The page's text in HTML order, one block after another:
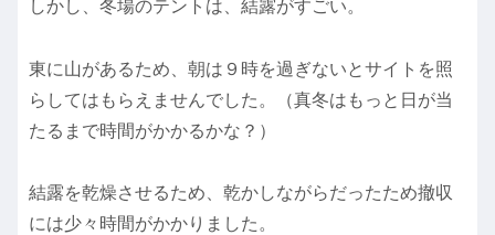
しかし、冬場のテントは、結露がすごい。
東に山があるため、朝は９時を過ぎないとサイトを照
らしてはもらえませんでした。（真冬はもっと日が当
たるまで時間がかかるかな？）
結露を乾燥させるため、乾かしながらだったため撤収
には少々時間がかかりました。